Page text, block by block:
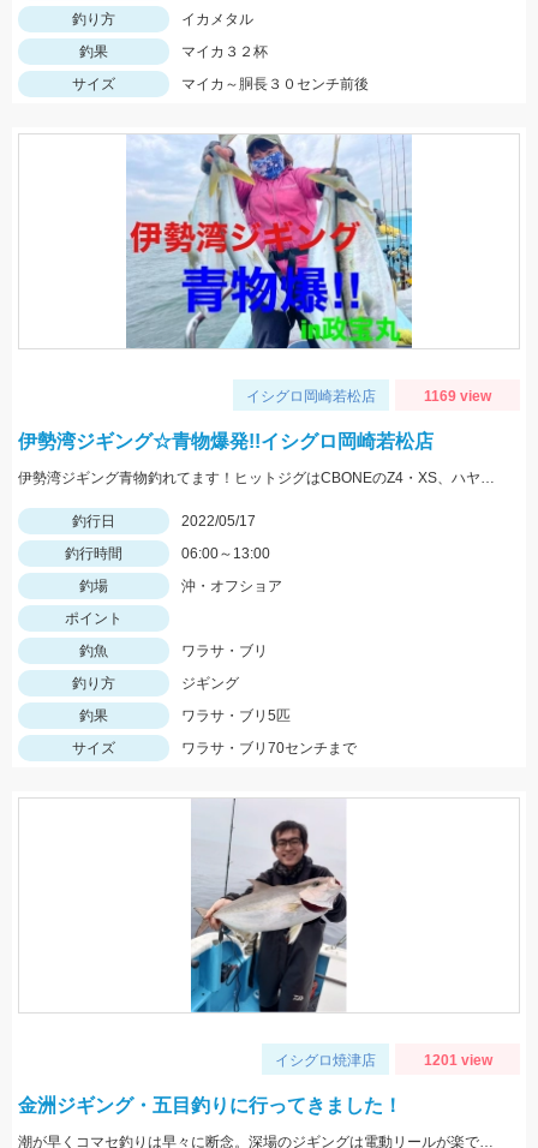
釣り方
イカメタル
釣果
マイカ３２杯
サイズ
マイカ～胴長３０センチ前後
イシグロ岡崎若松店 1169 view
伊勢湾ジギング☆青物爆発!!イシグロ岡崎若松店
伊勢湾ジギング青物釣れてます！ヒットジグはCBONEのZ4・XS、ハヤブサのスイッチなどなど！
釣行日
2022/05/17
釣行時間
06:00～13:00
釣場
沖・オフショア
ポイント
釣魚
ワラサ・ブリ
釣り方
ジギング
釣果
ワラサ・ブリ5匹
サイズ
ワラサ・ブリ70センチまで
イシグロ焼津店 1201 view
金洲ジギング・五目釣りに行ってきました！
潮が早くコマセ釣りは早々に断念。深場のジギングは電動リールが楽でした。